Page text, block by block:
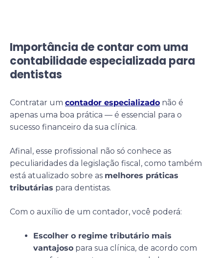
Importância de contar com uma
contabilidade especializada para
dentistas
Contratar um contador especializado não é
apenas uma boa prática — é essencial para o
sucesso financeiro da sua clínica.
Afinal, esse profissional não só conhece as
peculiaridades da legislação fiscal, como também
está atualizado sobre as melhores práticas
tributárias para dentistas.
Com o auxílio de um contador, você poderá:
Escolher o regime tributário mais
vantajoso para sua clínica, de acordo com